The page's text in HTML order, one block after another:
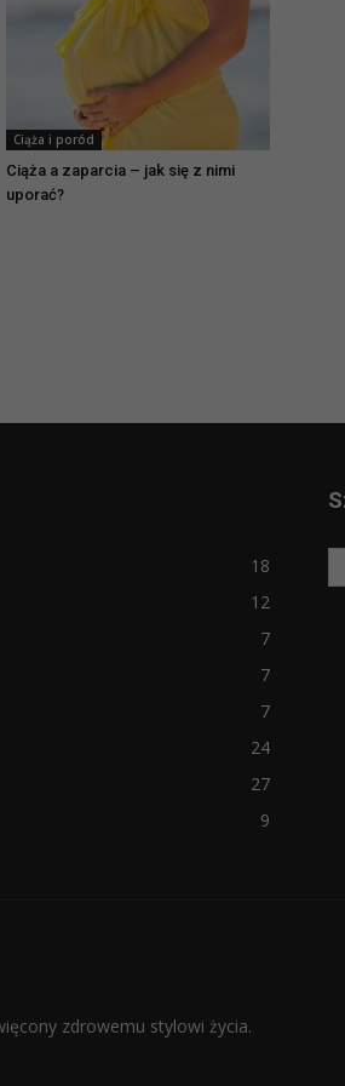
Ciąża i poród
Ciąża a zaparcia – jak się z nimi
uporać?
18
12
7
7
7
24
27
9
zdrowemu stylowi życia.